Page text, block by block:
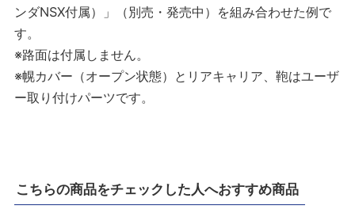
ンダNSX付属）」（別売・発売中）を組み合わせた例で
す。
※路面は付属しません。
※幌カバー（オープン状態）とリアキャリア、鞄はユーザ
ー取り付けパーツです。
こちらの商品をチェックした人へおすすめ商品